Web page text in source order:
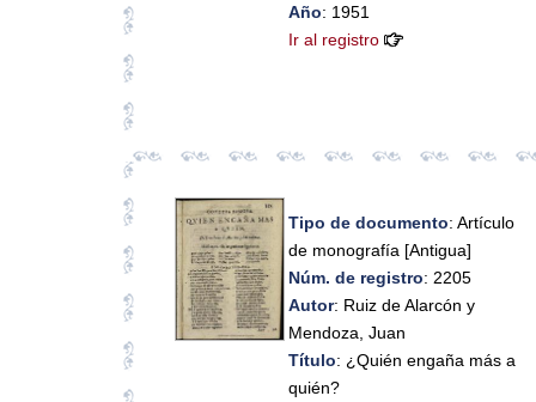
Año: 1951
Ir al registro
Tipo de documento: Artículo
de monografía [Antigua]
Núm. de registro: 2205
Autor: Ruiz de Alarcón y
Mendoza, Juan
Título: ¿Quién engaña más a
quién?